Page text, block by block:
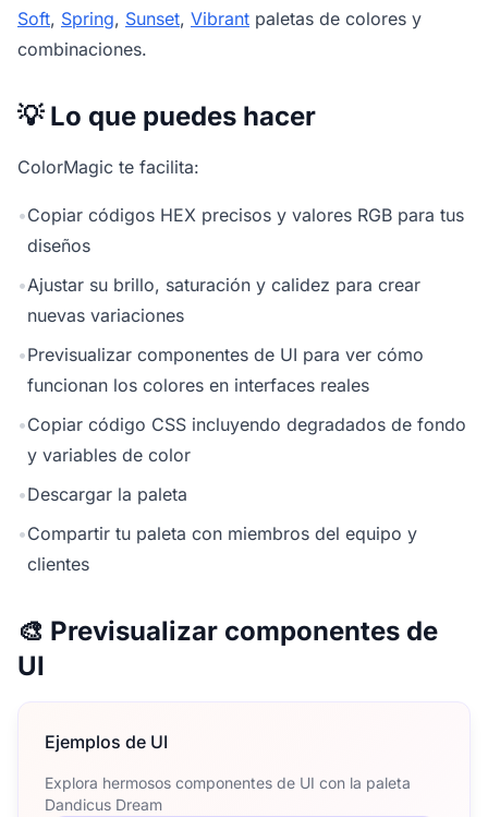
Soft, Spring, Sunset, Vibrant paletas de colores y
combinaciones.
💡 Lo que puedes hacer
ColorMagic te facilita:
•Copiar códigos HEX precisos y valores RGB para tus
diseños
•Ajustar su brillo, saturación y calidez para crear
nuevas variaciones
•Previsualizar componentes de UI para ver cómo
funcionan los colores en interfaces reales
•Copiar código CSS incluyendo degradados de fondo
y variables de color
•Descargar la paleta
•Compartir tu paleta con miembros del equipo y
clientes
🎨 Previsualizar componentes de
UI
Ejemplos de UI
Explora hermosos componentes de UI con la paleta
Dandicus Dream